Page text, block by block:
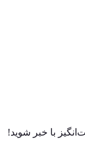
با خبر شوید!